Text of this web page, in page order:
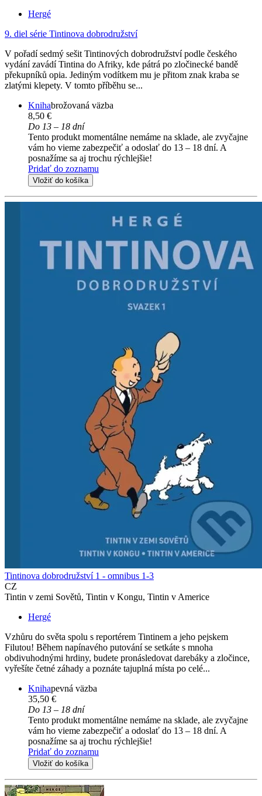
Hergé
9. diel série Tintinova dobrodružství
V pořadí sedmý sešit Tintinových dobrodružství podle českého
vydání zavádí Tintina do Afriky, kde pátrá po zločinecké bandě
překupníků opia. Jediným vodítkem mu je přitom znak kraba se
zlatými klepety. V tomto příběhu se...
Knihabrožovaná väzba
8,50 €
Do 13 – 18 dní
Tento produkt momentálne nemáme na sklade, ale zvyčajne
vám ho vieme zabezpečiť a odoslať do 13 – 18 dní. A
posnažíme sa aj trochu rýchlejšie!
Pridať do zoznamu
Vložiť do košíka
Tintinova dobrodružství 1 - omnibus 1-3
CZ
Tintin v zemi Sovětů, Tintin v Kongu, Tintin v Americe
Hergé
Vzhůru do světa spolu s reportérem Tintinem a jeho pejskem
Filutou! Během napínavého putování se setkáte s mnoha
obdivuhodnými hrdiny, budete pronásledovat darebáky a zločince,
vyřešíte četné záhady a poznáte tajuplná místa po celé...
Knihapevná väzba
35,50 €
Do 13 – 18 dní
Tento produkt momentálne nemáme na sklade, ale zvyčajne
vám ho vieme zabezpečiť a odoslať do 13 – 18 dní. A
posnažíme sa aj trochu rýchlejšie!
Pridať do zoznamu
Vložiť do košíka